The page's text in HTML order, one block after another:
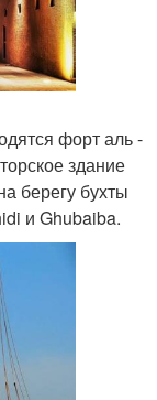
форт аль -
здание
берегу бухты
и Ghubaiba.